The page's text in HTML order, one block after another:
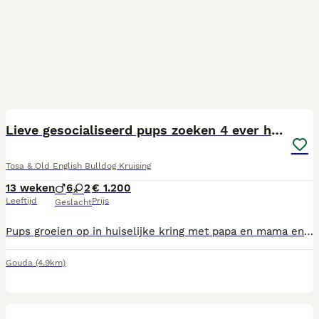
Lieve gesocialiseerd pups zoeken 4 ever home
Tosa & Old English Bulldog Kruising
13 weken
Leeftijd
6 2
Geslacht
€ 1.200
Prijs
Pups groeien op in huiselijke kring met papa en mama en 4 kinderen en 2 poezen. Ze zijn echt super lief groeien goed eigenlijk alles doen ze perfect. Ze zijn mat zindelijk. Ze vinden het heerlijk om lekker in de tuin te lopen. Ze zijn netjes ontwormd via schema en hebben netjes de entingen gehad. Ze zijn gechipt en krijgen paspoort mee De dierenarts heeft ze helemaal gezond verklaard. U bent welkom om ze te ontmoeten ik weet zeker dat u verliefd wordt op ze. Een heel goed huisje vind ik belangrijk prijs is bespreekbaar als u vragen heeft kunt u mij bellen of chatten
Gouda (4.9km)